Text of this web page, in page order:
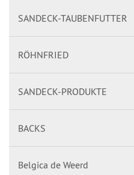
SANDECK-TAUBENFUTTER
RÖHNFRIED
SANDECK-PRODUKTE
BACKS
Belgica de Weerd